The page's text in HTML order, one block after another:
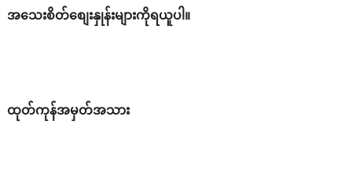
အသေးစိတ်စျေးနှုန်းများကိုရယူပါ။
ထုတ်ကုန်အမှတ်အသား